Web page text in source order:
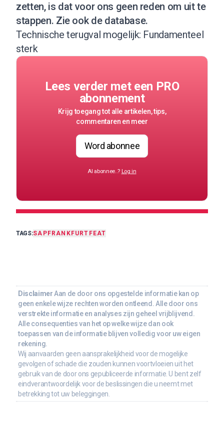
zetten, is dat voor ons geen reden om uit te
stappen. Zie ook de database.
Technische terugval mogelijk: Fundamenteel
sterk
Lees verder met een PRO
abonnement
Krijg toegang tot alle artikelen, tips,
commentaren en meer
Word abonnee
Al abonnee..? Log in
TAGS:SAP FRANKFURT FEAT
Disclaimer Aan de door ons opgestelde informatie kan op
geen enkele wijze rechten worden ontleend. Alle door ons
verstrekte informatie en analyses zijn geheel vrijblijvend.
Alle consequenties van het op welke wijze dan ook
toepassen van de informatie blijven volledig voor uw eigen
rekening.
Wij aanvaarden geen aansprakelijkheid voor de mogelijke
gevolgen of schade die zouden kunnen voortvloeien uit het
gebruik van de door ons gepubliceerde informatie. U bent zelf
eindverantwoordelijk voor de beslissingen die u neemt met
betrekking tot uw beleggingen.